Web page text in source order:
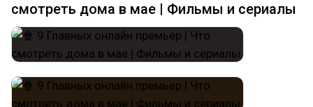
смотреть дома в мае | Фильмы и сериалы